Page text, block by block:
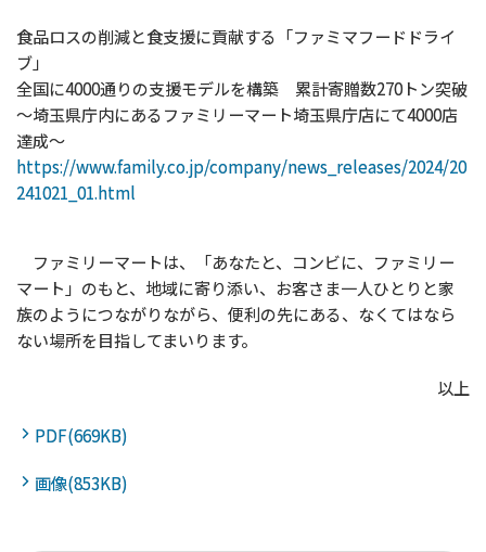
食品ロスの削減と食支援に貢献する「ファミマフードドライ
ブ」
全国に4000通りの支援モデルを構築 累計寄贈数270トン突破
～埼玉県庁内にあるファミリーマート埼玉県庁店にて4000店
達成～
https://www.family.co.jp/company/news_releases/2024/20
241021_01.html
ファミリーマートは、「あなたと、コンビに、ファミリー
マート」のもと、地域に寄り添い、お客さま一人ひとりと家
族のようにつながりながら、便利の先にある、なくてはなら
ない場所を目指してまいります。
以上
PDF(669KB)
画像(853KB)